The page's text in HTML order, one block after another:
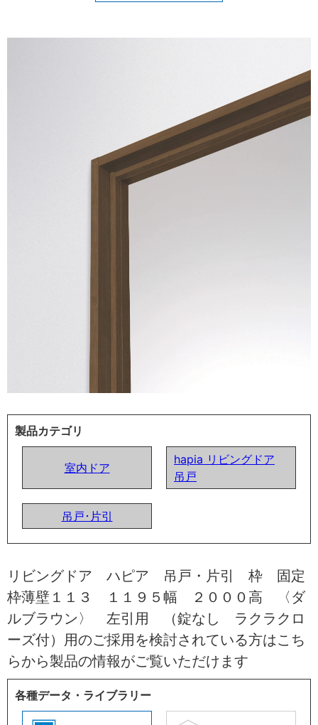
製品カテゴリ
室内ドア
hapia リビングドア
吊戸
吊戸･片引
リビングドア ハピア 吊戸・片引 枠 固定
枠薄壁１１３ １１９５幅 ２０００高 〈ダ
ルブラウン〉 左引用 （錠なし ラクラクロ
ーズ付）用のご採用を検討されている方はこち
らから製品の情報がご覧いただけます
各種データ・ライブラリー